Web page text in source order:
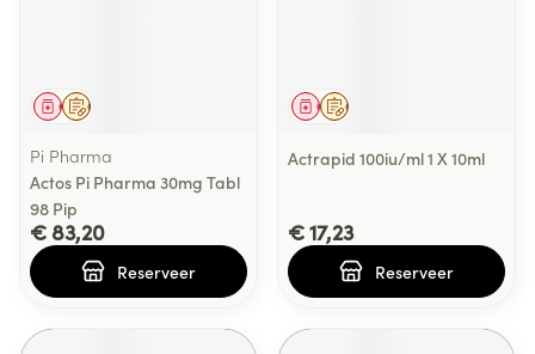
Op voorschrift
Geneesmiddel
Pi Pharma
Actos Pi Pharma 30mg Tabl
98 Pip
€ 83,20
Reserveer
Op voorschrift
Geneesmiddel
Actrapid 100iu/ml 1 X 10ml
€ 17,23
Reserveer